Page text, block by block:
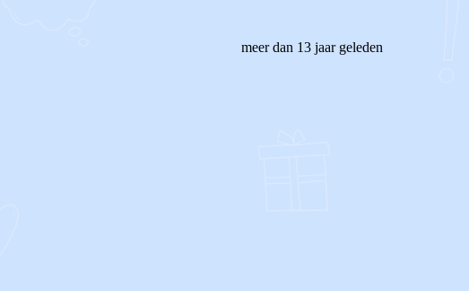
meer dan 13 jaar geleden